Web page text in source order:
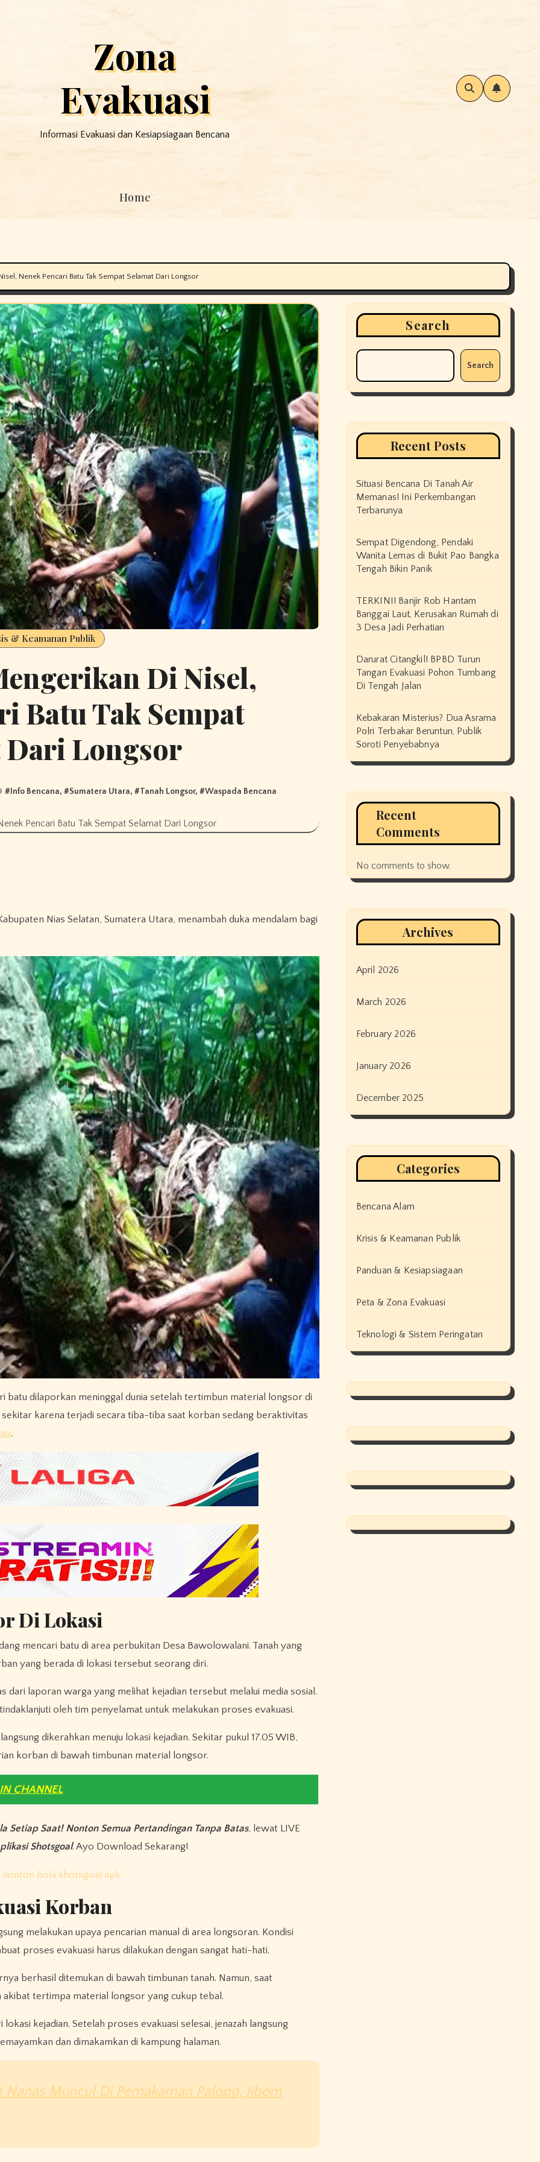
Zona
Evakuasi
Informasi Evakuasi dan Kesiapsiagaan Bencana
Home
Nenek Pencari Batu Tak Sempat Selamat Dari Longsor
& Keamanan Publik
Di Nisel,
Batu Tak Sempat
Dari Longsor
# Info Bencana, #Sumatera Utara, #Tanah Longsor, #Waspada Bencana
Pencari Batu Tak Sempat Selamat Dari Longsor
batu dilaporkan meninggal dunia setelah tertimbun material longsor di
karena terjadi secara tiba-tiba saat korban sedang beraktivitas
.
Di Lokasi
mencari batu di area perbukitan Desa Bawolowalani. Tanah yang
yang berada di lokasi tersebut seorang diri.
dari laporan warga yang melihat kejadian tersebut melalui media sosial.
oleh tim penyelamat untuk melakukan proses evakuasi.
dikerahkan menuju lokasi kejadian. Sekitar pukul 17.05 WIB,
korban di bawah timbunan material longsor.
CHANNEL
Setiap Saat! Nonton Semua Pertandingan Tanpa Batas, lewat LIVE
Shotsgoal. Ayo Download Sekarang!
Korban
melakukan upaya pencarian manual di area longsoran. Kondisi
proses evakuasi harus dilakukan dengan sangat hati-hati.
berhasil ditemukan di bawah timbunan tanah. Namun, saat
tertimpa material longsor yang cukup tebal.
kejadian. Setelah proses evakuasi selesai, jenazah langsung
dan dimakamkan di kampung halaman.
Nanas Muncul Di Pemakaman Palopo, Jibom
Search
Search
Recent Posts
Situasi Bencana Di Tanah Air
Memanas! Ini Perkembangan
Terbarunya
Sempat Digendong, Pendaki
Wanita Lemas di Bukit Pao Bangka
Tengah Bikin Panik
TERKINI! Banjir Rob Hantam
Banggai Laut, Kerusakan Rumah di
3 Desa Jadi Perhatian
Darurat Citangkil! BPBD Turun
Tangan Evakuasi Pohon Tumbang
Di Tengah Jalan
Kebakaran Misterius? Dua Asrama
Polri Terbakar Beruntun, Publik
Soroti Penyebabnya
Recent
Comments
No comments to show.
Archives
April 2026
March 2026
February 2026
January 2026
December 2025
Categories
Bencana Alam
Krisis & Keamanan Publik
Panduan & Kesiapsiagaan
Peta & Zona Evakuasi
Teknologi & Sistem Peringatan